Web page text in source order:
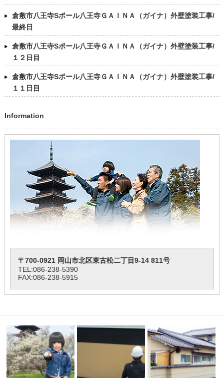
倉敷市八王寺Sポール八王寺ＧＡＩＮＡ（ガイナ）外壁塗装工事/
最終日
倉敷市八王寺Sポール八王寺ＧＡＩＮＡ（ガイナ）外壁塗装工事/
１２日目
倉敷市八王寺Sポール八王寺ＧＡＩＮＡ（ガイナ）外壁塗装工事/
１１日目
Information
〒700-0921 岡山市北区東古松二丁目9-14 811号
TEL:086-238-5390
FAX:086-238-5915